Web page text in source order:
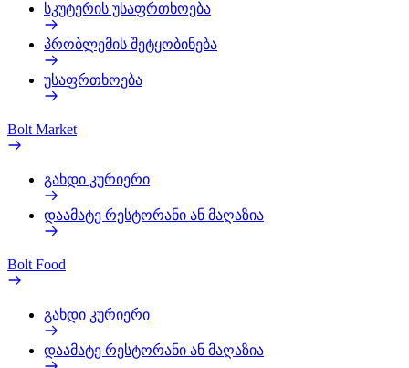
სკუტერის უსაფრთხოება
პრობლემის შეტყობინება
უსაფრთხოება
Bolt Market
გახდი კურიერი
დაამატე რესტორანი ან მაღაზია
Bolt Food
გახდი კურიერი
დაამატე რესტორანი ან მაღაზია